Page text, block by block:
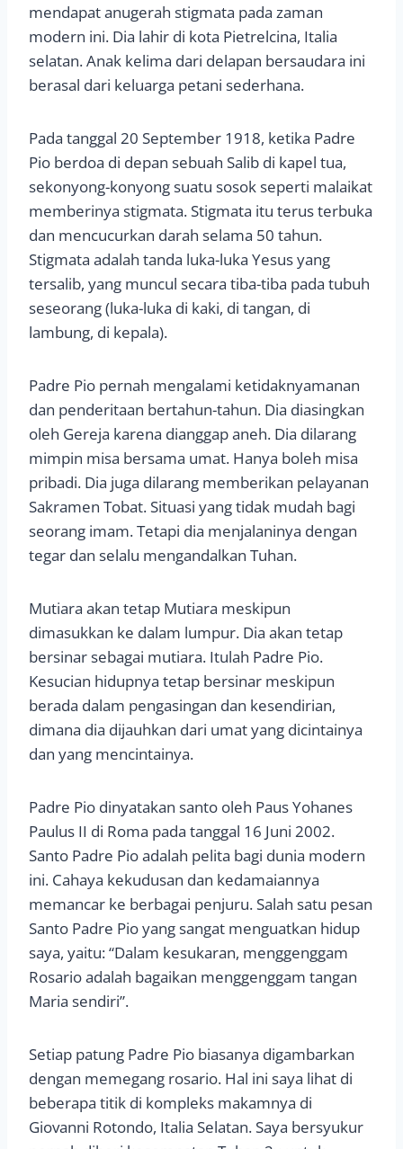
mendapat anugerah stigmata pada zaman
modern ini. Dia lahir di kota Pietrelcina, Italia
selatan. Anak kelima dari delapan bersaudara ini
berasal dari keluarga petani sederhana.
Pada tanggal 20 September 1918, ketika Padre
Pio berdoa di depan sebuah Salib di kapel tua,
sekonyong-konyong suatu sosok seperti malaikat
memberinya stigmata. Stigmata itu terus terbuka
dan mencucurkan darah selama 50 tahun.
Stigmata adalah tanda luka-luka Yesus yang
tersalib, yang muncul secara tiba-tiba pada tubuh
seseorang (luka-luka di kaki, di tangan, di
lambung, di kepala).
Padre Pio pernah mengalami ketidaknyamanan
dan penderitaan bertahun-tahun. Dia diasingkan
oleh Gereja karena dianggap aneh. Dia dilarang
mimpin misa bersama umat. Hanya boleh misa
pribadi. Dia juga dilarang memberikan pelayanan
Sakramen Tobat. Situasi yang tidak mudah bagi
seorang imam. Tetapi dia menjalaninya dengan
tegar dan selalu mengandalkan Tuhan.
Mutiara akan tetap Mutiara meskipun
dimasukkan ke dalam lumpur. Dia akan tetap
bersinar sebagai mutiara. Itulah Padre Pio.
Kesucian hidupnya tetap bersinar meskipun
berada dalam pengasingan dan kesendirian,
dimana dia dijauhkan dari umat yang dicintainya
dan yang mencintainya.
Padre Pio dinyatakan santo oleh Paus Yohanes
Paulus II di Roma pada tanggal 16 Juni 2002.
Santo Padre Pio adalah pelita bagi dunia modern
ini. Cahaya kekudusan dan kedamaiannya
memancar ke berbagai penjuru. Salah satu pesan
Santo Padre Pio yang sangat menguatkan hidup
saya, yaitu: “Dalam kesukaran, menggenggam
Rosario adalah bagaikan menggenggam tangan
Maria sendiri”.
Setiap patung Padre Pio biasanya digambarkan
dengan memegang rosario. Hal ini saya lihat di
beberapa titik di kompleks makamnya di
Giovanni Rotondo, Italia Selatan. Saya bersyukur